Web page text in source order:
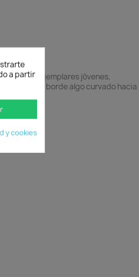
En los ejemplares jóvenes,
con borde algo curvado hacia
a partir
y cookies